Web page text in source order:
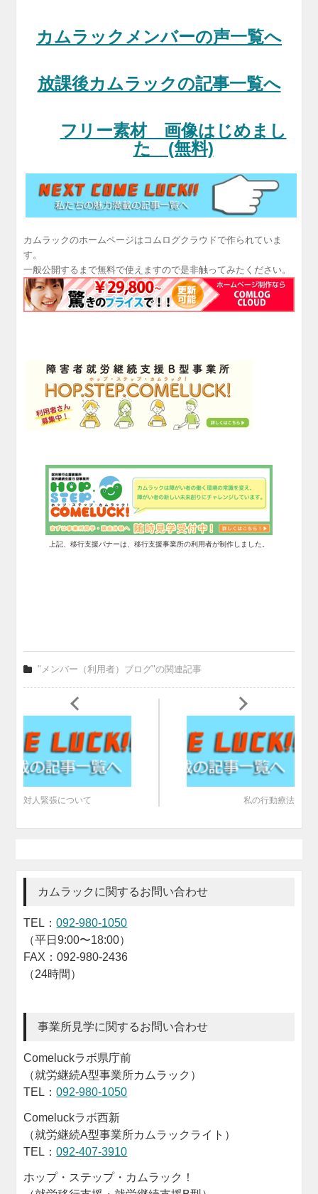
カムラックメンバーの声一覧へ
放課後カムラックの記事一覧へ
フリー素材 画像はじめまし
た (無料)
カムラックのホームページはコムログクラウドで作られていま
す。
一般公開するまで無料で使えますので是非触ってみたください。
上記、移行支援バナーは、移行支援事業所の利用者が制作しました。
"メンバー（利用者）ブログ"の関連記事
対人緊張について 私の行動療法
カムラックに関するお問い合わせ
TEL：092-980-1050
（平日9:00〜18:00）
FAX：092-980-2436
（24時間）
事業所見学に関するお問い合わせ
Comeluckラボ県庁前
（就労継続A型事業所カムラック）
TEL：092-980-1050
Comeluckラボ西新
（就労継続A型事業所カムラックライト）
TEL：092-407-3910
ホップ・ステップ・カムラック！